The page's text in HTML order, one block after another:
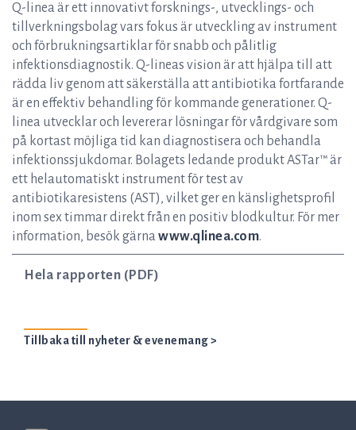
Q-linea är ett innovativt forsknings-, utvecklings- och
tillverkningsbolag vars fokus är utveckling av instrument
och förbrukningsartiklar för snabb och pålitlig
infektionsdiagnostik. Q-lineas vision är att hjälpa till att
rädda liv genom att säkerställa att antibiotika fortfarande
är en effektiv behandling för kommande generationer. Q-
linea utvecklar och levererar lösningar för vårdgivare som
på kortast möjliga tid kan diagnostisera och behandla
infektionssjukdomar. Bolagets ledande produkt ASTar™ är
ett helautomatiskt instrument för test av
antibiotikaresistens (AST), vilket ger en känslighetsprofil
inom sex timmar direkt från en positiv blodkultur. För mer
information, besök gärna www.qlinea.com.
Hela rapporten (PDF)
Tillbaka till nyheter & evenemang >